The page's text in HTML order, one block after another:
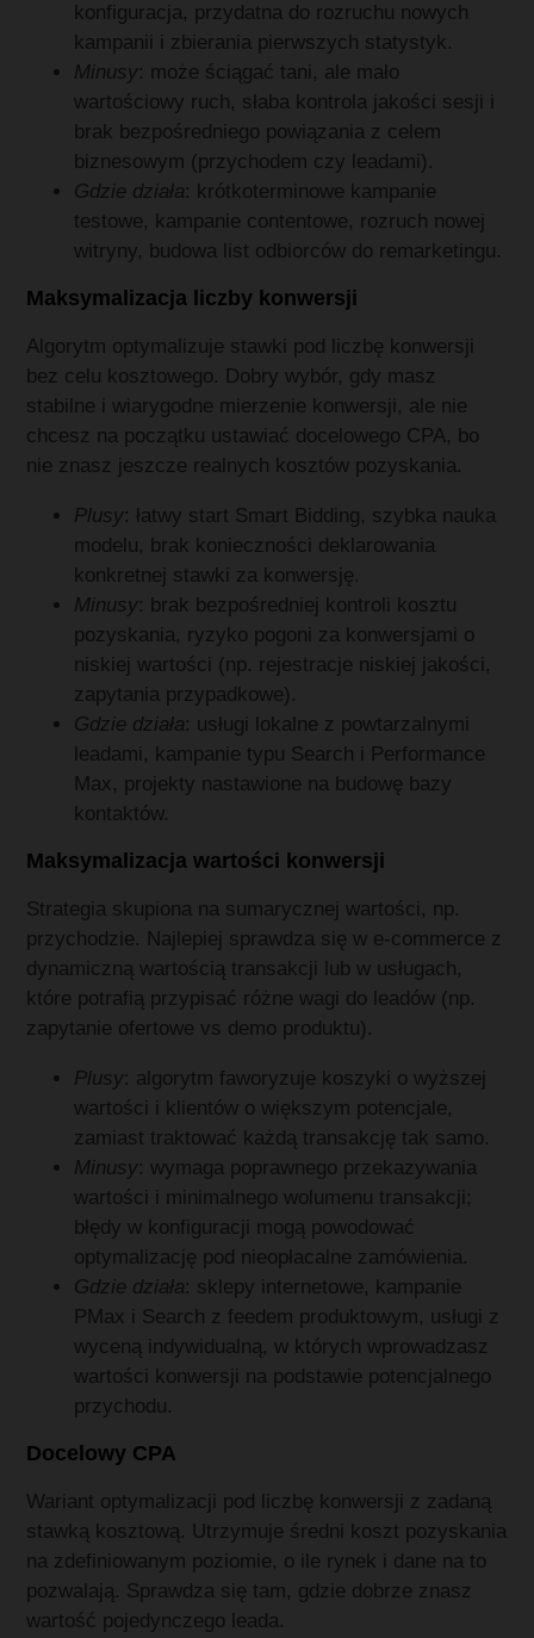
konfiguracja, przydatna do rozruchu nowych
kampanii i zbierania pierwszych statystyk.
Minusy: może ściągać tani, ale mało
wartościowy ruch, słaba kontrola jakości sesji i
brak bezpośredniego powiązania z celem
biznesowym (przychodem czy leadami).
Gdzie działa: krótkoterminowe kampanie
testowe, kampanie contentowe, rozruch nowej
witryny, budowa list odbiorców do remarketingu.
Maksymalizacja liczby konwersji
Algorytm optymalizuje stawki pod liczbę konwersji
bez celu kosztowego. Dobry wybór, gdy masz
stabilne i wiarygodne mierzenie konwersji, ale nie
chcesz na początku ustawiać docelowego CPA, bo
nie znasz jeszcze realnych kosztów pozyskania.
Plusy: łatwy start Smart Bidding, szybka nauka
modelu, brak konieczności deklarowania
konkretnej stawki za konwersję.
Minusy: brak bezpośredniej kontroli kosztu
pozyskania, ryzyko pogoni za konwersjami o
niskiej wartości (np. rejestracje niskiej jakości,
zapytania przypadkowe).
Gdzie działa: usługi lokalne z powtarzalnymi
leadami, kampanie typu Search i Performance
Max, projekty nastawione na budowę bazy
kontaktów.
Maksymalizacja wartości konwersji
Strategia skupiona na sumarycznej wartości, np.
przychodzie. Najlepiej sprawdza się w e-commerce z
dynamiczną wartością transakcji lub w usługach,
które potrafią przypisać różne wagi do leadów (np.
zapytanie ofertowe vs demo produktu).
Plusy: algorytm faworyzuje koszyki o wyższej
wartości i klientów o większym potencjale,
zamiast traktować każdą transakcję tak samo.
Minusy: wymaga poprawnego przekazywania
wartości i minimalnego wolumenu transakcji;
błędy w konfiguracji mogą powodować
optymalizację pod nieopłacalne zamówienia.
Gdzie działa: sklepy internetowe, kampanie
PMax i Search z feedem produktowym, usługi z
wyceną indywidualną, w których wprowadzasz
wartości konwersji na podstawie potencjalnego
przychodu.
Docelowy CPA
Wariant optymalizacji pod liczbę konwersji z zadaną
stawką kosztową. Utrzymuje średni koszt pozyskania
na zdefiniowanym poziomie, o ile rynek i dane na to
pozwalają. Sprawdza się tam, gdzie dobrze znasz
wartość pojedynczego leada.